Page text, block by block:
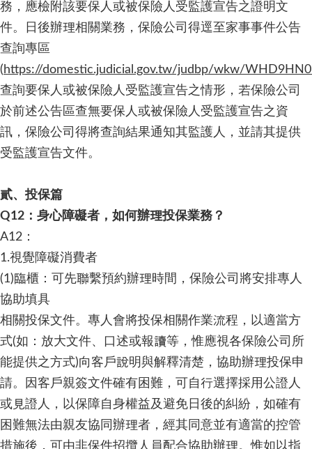
務，應檢附該要保人或被保險人受監護宣告之證明文
件。日後辦理相關業務，保險公司得逕至家事事件公告
查詢專區
( https://domestic.judicial.gov.tw/judbp/wkw/
查詢要保人或被保險人受監護宣告之情形，若保險公司
於前述公告區查無要保人或被保險人受監護宣告之資
訊，保險公司得將查詢結果通知其監護人，並請其提供
受監護宣告文件。
貳、投保篇
Q12：身心障礙者，如何辦理投保業務？
A12：
1.視覺障礙消費者
(1)臨櫃：可先聯繫預約辦理時間，保險公司將安排專人
協助填具
相關投保文件。專人會將投保相關作業流程，以適當方
式(如：放大文件、口述或報讀等，惟應視各保險公司所
能提供之方式)向客戶說明與解釋清楚，協助辦理投保申
請。因客戶親簽文件確有困難，可自行選擇採用公證人
或見證人，以保障自身權益及避免日後的糾紛，如確有
困難無法由親友協同辦理者，經其同意並有適當的控管
措施後，可由非保件招攬人員配合協助辦理。惟如以指